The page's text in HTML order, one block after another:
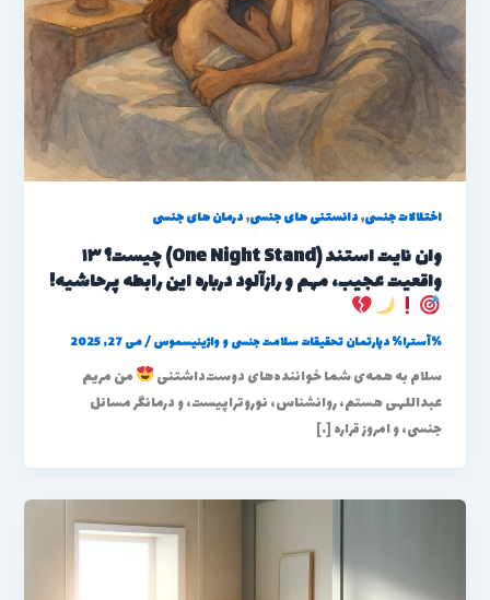
اختلالات جنسی,دانستنی های جنسی,درمان های جنسی
وان نایت استند (One Night Stand) چیست؟ ۱۳
واقعیت عجیب، مهم و رازآلود درباره این رابطه پرحاشیه!
%آسترا%دپارتمان تحقیقات سلامت جنسی و واژینیسموس/می 27, 2025
سلام به همه‌ی شما خواننده‌های دوست‌داشتنی
من مریم
عبداللهی هستم، روانشناس، نوروتراپیست، و درمانگر مسائل
جنسی، و امروز قراره […]